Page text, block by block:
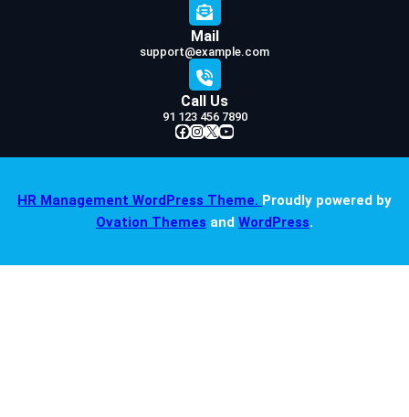
Mail
support@example.com
Call Us
91 123 456 7890
Facebook InstagramX YouTube
HR Management WordPress Theme. Proudly powered by
Ovation Themes and WordPress.